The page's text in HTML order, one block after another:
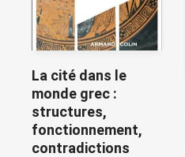
La cité dans le
monde grec :
structures,
fonctionnement,
contradictions